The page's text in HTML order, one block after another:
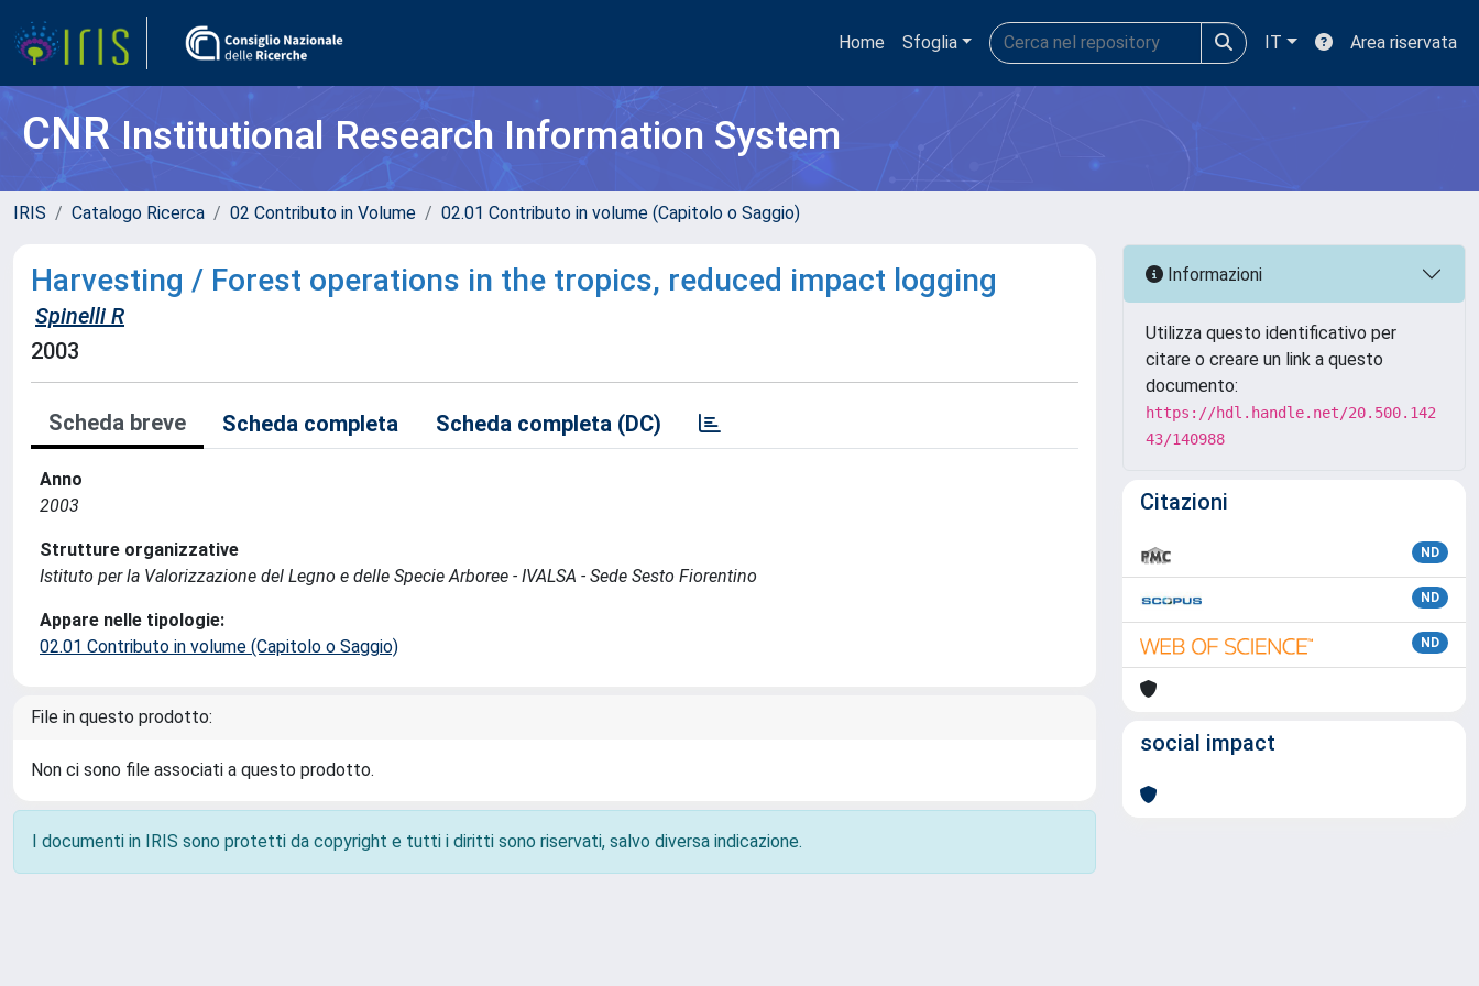
Home Sfoglia IT Area riservata
CNRInstitutional Research Information System
IRIS Catalogo Ricerca 02 Contributo in Volume 02.01 Contributo in volume (Capitolo o Saggio)
Harvesting / Forest operations in the tropics, reduced impact logging
Spinelli R
2003
Scheda breve Scheda completa Scheda completa (DC)
Anno
2003
Strutture organizzative
Istituto per la Valorizzazione del Legno e delle Specie Arboree - IVALSA - Sede Sesto Fiorentino
Appare nelle tipologie:
02.01 Contributo in volume (Capitolo o Saggio)
File in questo prodotto:
Non ci sono file associati a questo prodotto.
I documenti in IRIS sono protetti da copyright e tutti i diritti sono riservati, salvo diversa indicazione.
Informazioni
Utilizza questo identificativo per
citare o creare un link a questo
documento:
https://hdl.handle.net/20.500.142
43/140988
Citazioni
ND
ND
ND
social impact